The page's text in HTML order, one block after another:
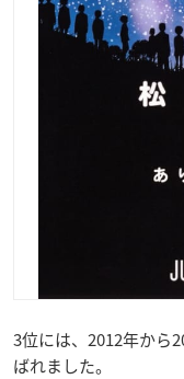
3位には、2012年から
ばれました。